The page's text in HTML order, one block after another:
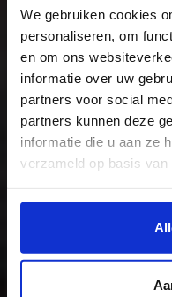
We gebruiken cookies
personaliseren, om
en om ons
informatie over uw
partners voor social
partners kunnen deze
informatie die u aan ze
verzameld op basis
Wil je meer weten of de
https://www.hku.nl/
The